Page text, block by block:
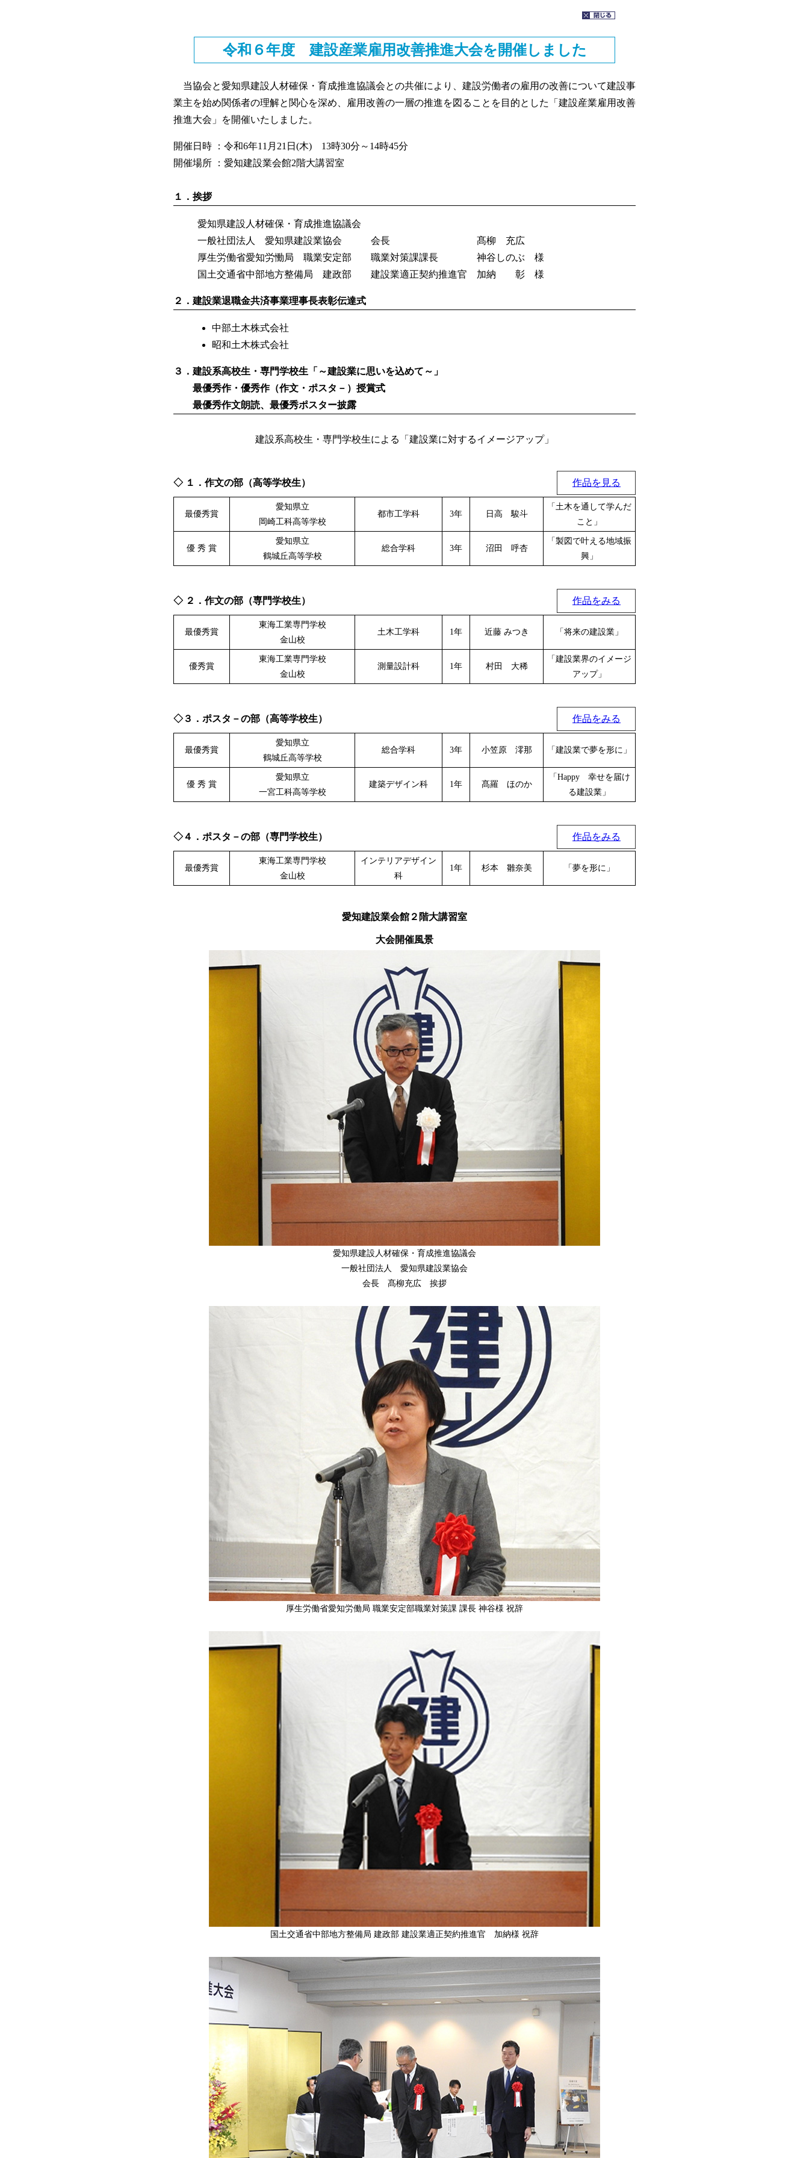
令和６年度 建設産業雇用改善推進大会を開催しました
当協会と愛知県建設人材確保・育成推進協議会との共催により、建設労働者の雇用の改善について建設事
業主を始め関係者の理解と関心を深め、雇用改善の一層の推進を図ることを目的とした「建設産業雇用改善
推進大会」を開催いたしました。
開催日時 ：令和6年11月21日(木) 13時30分～14時45分
開催場所 ：愛知建設業会館2階大講習室
１．挨拶
愛知県建設人材確保・育成推進協議会
一般社団法人 愛知県建設業協会 会長 髙柳 充広
厚生労働省愛知労慟局 職業安定部 職業対策課課長 神谷しのぶ 様
国土交通省中部地方整備局 建政部 建設業適正契約推進官 加納 彰 様
２．建設業退職金共済事業理事長表彰伝達式
中部土木株式会社
昭和土木株式会社
３．建設系高校生・専門学校生「～建設業に思いを込めて～」
最優秀作・優秀作（作文・ポスタ－）授賞式
最優秀作文朗読、最優秀ポスター披露
建設系高校生・専門学校生による「建設業に対するイメージアップ」
作品を見る
◇ １．作文の部（高等学校生）
最優秀賞
愛知県立
岡崎工科高等学校
都市工学科 3年 日高 駿斗
「土木を通して学んだ
こと」
優 秀 賞
愛知県立
鶴城丘高等学校
総合学科 3年 沼田 呼杏
「製図で叶える地域振
興」
作品をみる
◇ ２．作文の部（専門学校生）
最優秀賞
東海工業専門学校
金山校
土木工学科 1年 近藤 みつき 「将来の建設業」
優秀賞
東海工業専門学校
金山校
測量設計科 1年 村田 大稀
「建設業界のイメージ
アップ」
作品をみる
◇３．ポスタ－の部（高等学校生）
最優秀賞
愛知県立
鶴城丘高等学校
総合学科 3年 小笠原 澪那 「建設業で夢を形に」
優 秀 賞
愛知県立
一宮工科高等学校
建築デザイン科 1年 髙羅 ほのか
「Happy 幸せを届け
る建設業」
作品をみる
◇４．ポスタ－の部（専門学校生）
最優秀賞
東海工業専門学校
金山校
インテリアデザイン
科
1年 杉本 雛奈美 「夢を形に」
愛知建設業会館２階大講習室
大会開催風景
愛知県建設人材確保・育成推進協議会
一般社団法人 愛知県建設業協会
会長 髙柳充広 挨拶
厚生労働省愛知労働局 職業安定部職業対策課 課長 神谷様 祝辞
国土交通省中部地方整備局 建政部 建設業適正契約推進官 加納様 祝辞